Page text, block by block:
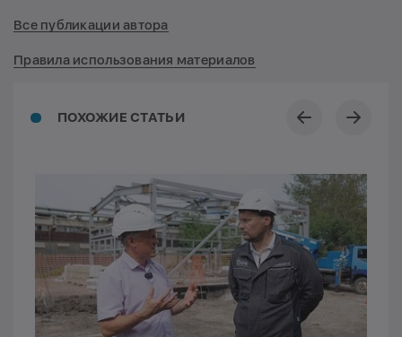
ПОХОЖИЕ СТАТЬИ
Все публикации автора
Правила использования материалов